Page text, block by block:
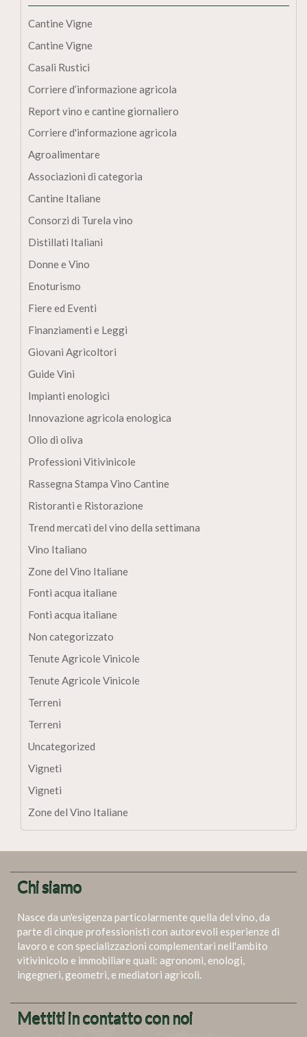
Cantine Vigne
Cantine Vigne
Casali Rustici
Corriere d’informazione agricola
Report vino e cantine giornaliero
Corriere d'informazione agricola
Agroalimentare
Associazioni di categoria
Cantine Italiane
Consorzi di Turela vino
Distillati Italiani
Donne e Vino
Enoturismo
Fiere ed Eventi
Finanziamenti e Leggi
Giovani Agricoltori
Guide Vini
Impianti enologici
Innovazione agricola enologica
Olio di oliva
Professioni Vitivinicole
Rassegna Stampa Vino Cantine
Ristoranti e Ristorazione
Trend mercati del vino della settimana
Vino Italiano
Zone del Vino Italiane
Fonti acqua italiane
Fonti acqua italiane
Non categorizzato
Tenute Agricole Vinicole
Tenute Agricole Vinicole
Terreni
Terreni
Uncategorized
Vigneti
Vigneti
Zone del Vino Italiane
Chi siamo
Nasce da un'esigenza particolarmente quella del vino, da
parte di cinque professionisti con autorevoli esperienze di
lavoro e con specializzazioni complementari nell'ambito
vitivinicolo e immobiliare quali: agronomi, enologi,
ingegneri, geometri, e mediatori agricoli.
Mettiti in contatto con noi